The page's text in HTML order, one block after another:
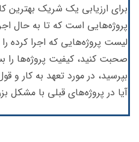
برای ارزیابی یک شریک بهترین
پروژه‌هایی است که تا به حال
لیست پروژه‌هایی که اجرا کرده
صحبت کنید، کیفیت پروژه‌ها
بپرسید، در مورد تعهد به کار و
آیا در پروژه‌های قبلی با مشکل